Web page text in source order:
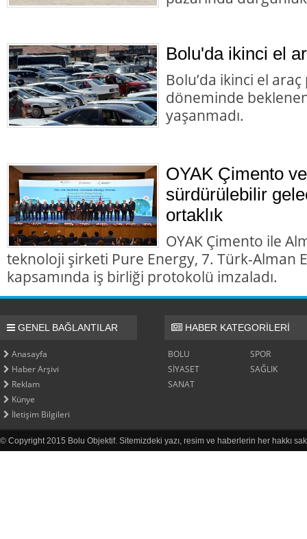
Bolu'da ikinci el
Bolu’da ikinci el
döneminde
yaşanmadı.
OYAK Çimento
sürdürülebilir
ortaklık
OYAK Çimento ile
teknoloji şirketi Pure Energy, 7. Türk-Alman
kapsamında iş birliği protokolü imzaladı.
GENEL BAĞLANTILAR
Anasayfa
Haber Arşivi
Reklam
Künye
İletişim Bilgileri
HABER KATEGORİLERİ
BOLU
SPOR
SİYASET
SAĞLIK
SANAT
© Copyright 2015 Bolu Objektif. Sitemizdeki yazı, resim ve haberlerin her hakkı